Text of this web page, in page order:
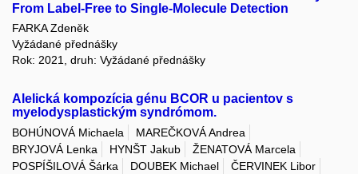
From Label-Free to Single-Molecule Detection
FARKA Zdeněk
Vyžádané přednášky
Rok: 2021, druh: Vyžádané přednášky
Alelická kompozícia génu BCOR u pacientov s
myelodysplastickým syndrómom.
BOHÚNOVÁ Michaela
MAREČKOVÁ Andrea
BRYJOVÁ Lenka
HYNŠT Jakub
ŽENATOVÁ Marcela
POSPÍŠILOVÁ Šárka
DOUBEK Michael
ČERVINEK Libor